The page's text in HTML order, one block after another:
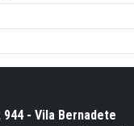
944 - Vila Bernadete